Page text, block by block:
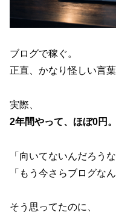
ブログで稼ぐ。
正直、かなり怪しい言
実際、
2年間やって、ほぼ0円。
「向いてないんだろうな
「もう今さらブログな
そう思ってたのに、